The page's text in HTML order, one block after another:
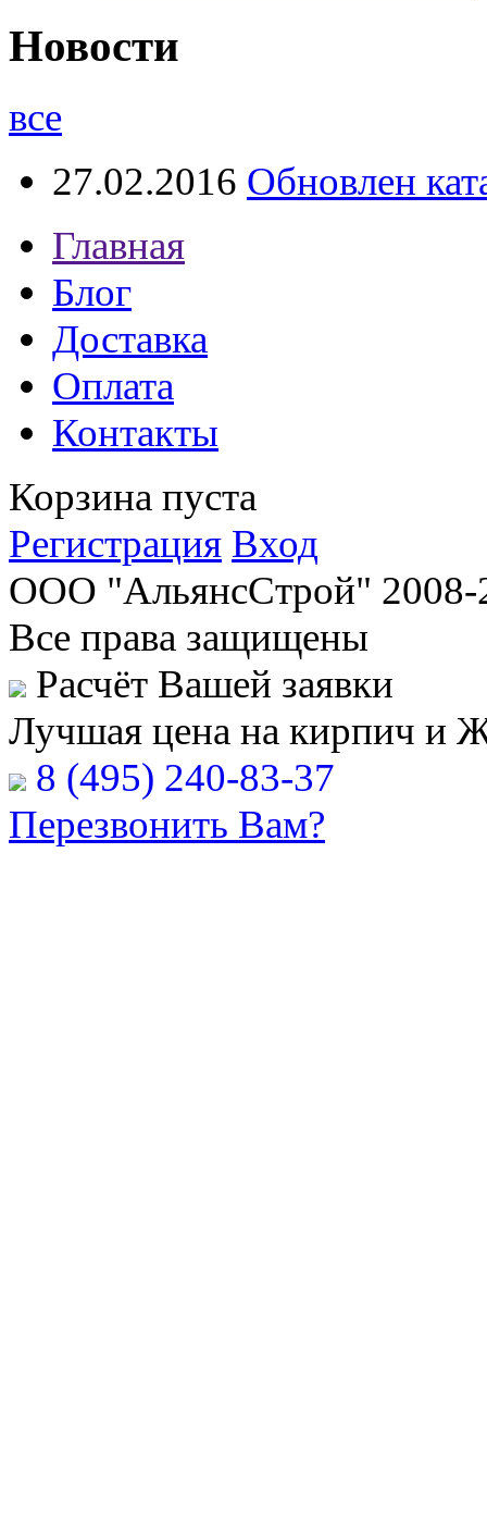
Новости
все
27.02.2016 Обновлен
Главная
Блог
Доставка
Оплата
Контакты
Корзина пуста
Регистрация Вход
ООО "АльянсСтрой" 2008-
Все права защищены
Расчёт Вашей заявки
Лучшая цена на кирпич и
8 (495) 240-83-37
Перезвонить Вам?